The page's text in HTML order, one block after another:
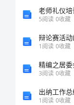
老师礼仪
5阅读 0收藏
辩论赛活
1阅读 0收藏
精编之居
3阅读 0收藏
出纳工作
1阅读 0收藏